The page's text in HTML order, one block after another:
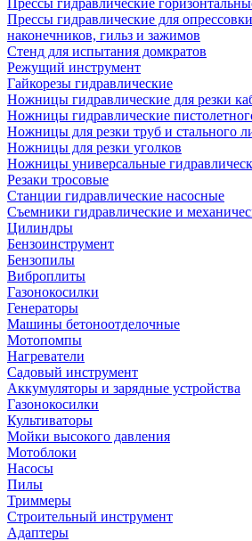
Прессы гидравлические
Прессы гидравлические для
наконечников, гильз и зажимов
Стенд для испытания домкратов
Режущий инструмент
Гайкорезы гидравлические
Ножницы гидравлические для резки
Ножницы гидравлические
Ножницы для резки труб и стального
Ножницы для резки уголков
Ножницы универсальные
Резаки тросовые
Станции гидравлические насосные
Съемники гидравлические и
Цилиндры
Бензоинструмент
Бензопилы
Виброплиты
Газонокосилки
Генераторы
Машины бетоноотделочные
Мотопомпы
Нагреватели
Садовый инструмент
Аккумуляторы и зарядные устройства
Газонокосилки
Культиваторы
Мойки высокого давления
Мотоблоки
Насосы
Пилы
Триммеры
Строительный инструмент
Адаптеры